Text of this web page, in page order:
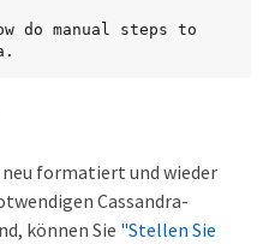
do manual steps to
neu formatiert und wieder
Cassandra-
können Sie "Stellen Sie